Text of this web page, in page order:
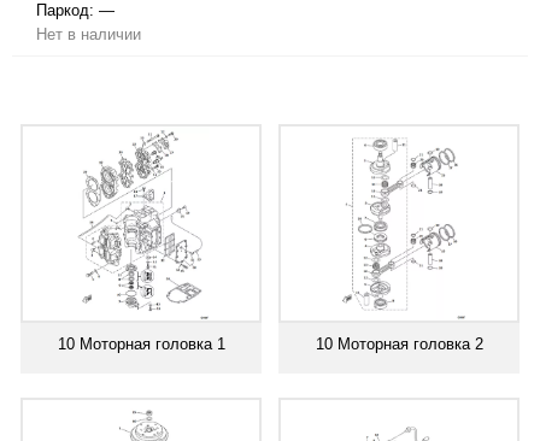
Паркод: —
Нет в наличии
10 Моторная головка 1 10 Моторная головка 2